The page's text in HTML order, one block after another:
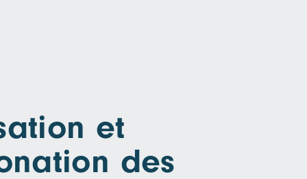
et
des